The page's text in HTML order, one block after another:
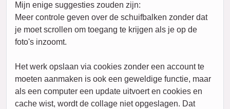
Mijn enige suggesties zouden zijn:
Meer controle geven over de schuifbalken zonder dat
je moet scrollen om toegang te krijgen als je op de
foto's inzoomt.
Het werk opslaan via cookies zonder een account te
moeten aanmaken is ook een geweldige functie, maar
als een computer een update uitvoert en cookies en
cache wist, wordt de collage niet opgeslagen. Dat